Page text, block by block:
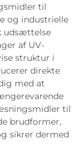
til
og industrielle
udsættelse
af UV-
struktur i
direkte
med at
til
brudformer,
sikrer dermed